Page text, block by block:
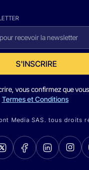
S'INSCRIRE
vous confirmez que
Termes et Conditions
Media SAS. tous droits